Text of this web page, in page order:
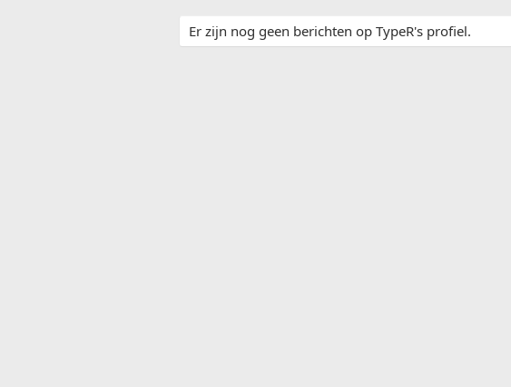
Er zijn nog geen berichten op TypeR's profiel.